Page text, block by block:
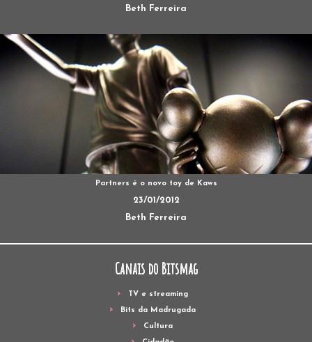
Beth Ferreira
Partners é o novo toy de Kaws
23/01/2012
Beth Ferreira
Canais do Bitsmag
TV e streaming
Bits da Madrugada
Cultura